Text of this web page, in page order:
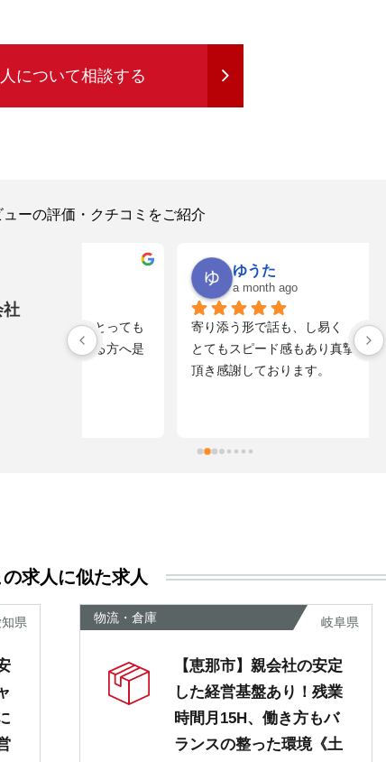
について相談する
ーの評価・クチコミをご紹介
社
っても
方へ是
ゆうた
a month ago
寄り添う形で話も、し易く
とてもスピード感もあり真摯に向き合って
頂き感謝しております。
の求人に似た求人
県 物流・倉庫 岐阜県
【恵那市】親会社の安定
した経営基盤あり！残業
時間月15H、働き方もバ
ランスの整った環境《土